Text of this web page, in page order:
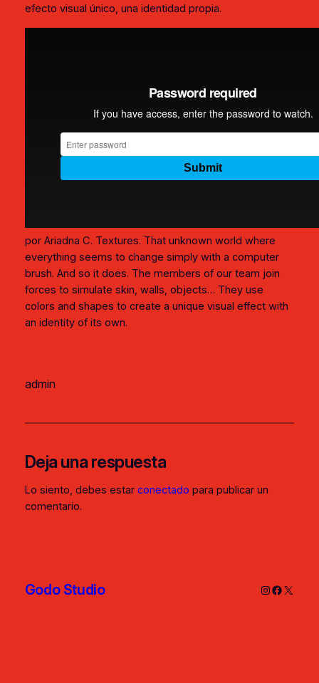
efecto visual único, una identidad propia.
por Ariadna C. Textures. That unknown world where
everything seems to change simply with a computer
brush. And so it does. The members of our team join
forces to simulate skin, walls, objects… They use
colors and shapes to create a unique visual effect with
an identity of its own.
admin
Deja una respuesta
Lo siento, debes estar conectado para publicar un
comentario.
Godo Studio